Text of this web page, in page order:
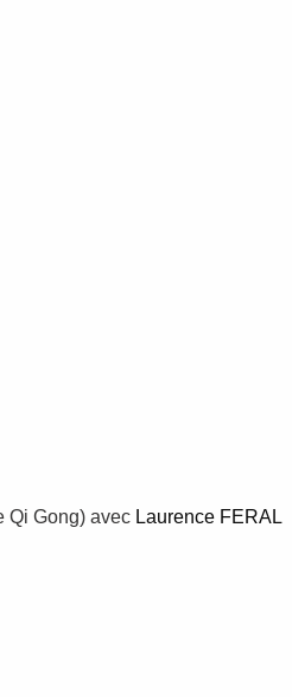
Qi Gong) avec Laurence FERAL